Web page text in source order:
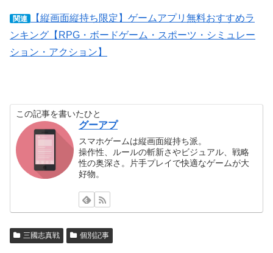
関連
【縦画面縦持ち限定】ゲームアプリ無料おすすめラ
ンキング【RPG・ボードゲーム・スポーツ・シミュレー
ション・アクション】
この記事を書いたひと
グーアプ
スマホゲームは縦画面縦持ち派。
操作性、ルールの斬新さやビジュアル、戦略
性の奥深さ。片手プレイで快適なゲームが大
好物。
三國志真戦 個別記事